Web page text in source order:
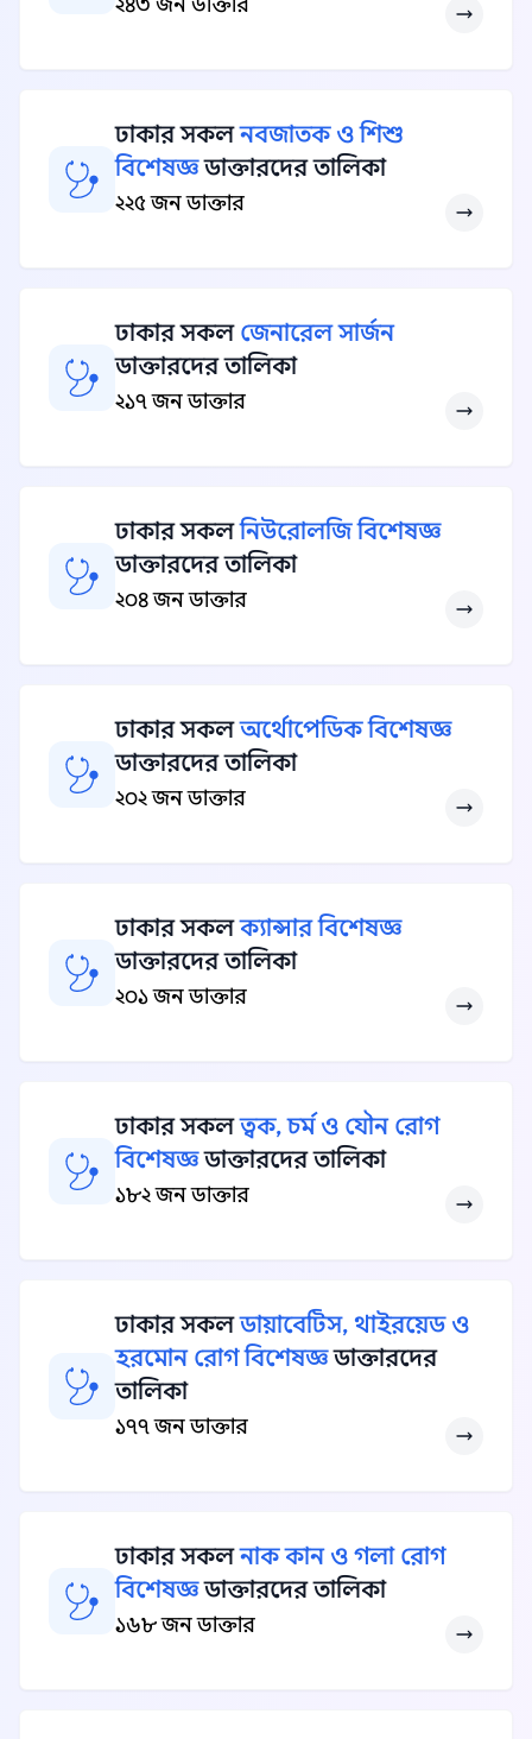
ঢাকার সকলনবজাতক ও শিশু
বিশেষজ্ঞডাক্তারদের তালিকা
২২৫ জন ডাক্তার
ঢাকার সকল জেনারেল সার্জন
ডাক্তারদের তালিকা
২১৭ জন ডাক্তার
ঢাকার সকলনিউরোলজি বিশেষজ্ঞ
ডাক্তারদের তালিকা
২০৪ জন ডাক্তার
ঢাকার সকলঅর্থোপেডিক বিশেষজ্ঞ
ডাক্তারদের তালিকা
২০২ জন ডাক্তার
ঢাকার সকলক্যান্সার বিশেষজ্ঞ
ডাক্তারদের তালিকা
২০১ জন ডাক্তার
ঢাকার সকলত্বক, চর্ম ও যৌন রোগ
বিশেষজ্ঞডাক্তারদের তালিকা
১৮২ জন ডাক্তার
ঢাকার সকলডায়াবেটিস, থাইরয়েড ও
হরমোন রোগ বিশেষজ্ঞডাক্তারদের
তালিকা
১৭৭ জন ডাক্তার
ঢাকার সকলনাক কান ও গলা রোগ
বিশেষজ্ঞডাক্তারদের তালিকা
১৬৮ জন ডাক্তার